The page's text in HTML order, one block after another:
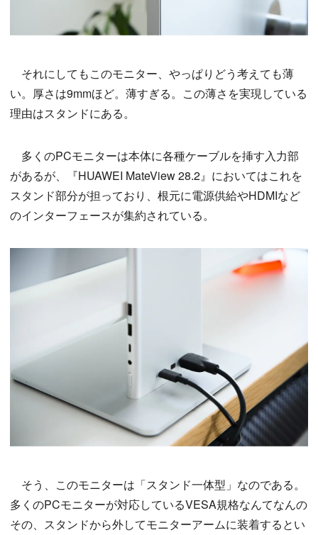
それにしてもこのモニター、やっぱりどう考えても薄
い。厚さは9mmほど。薄すぎる。この薄さを実現している
理由はスタンドにある。
多くのPCモニターは本体に各種ケーブルを挿す入力部
があるが、『HUAWEI MateView 28.2』においてはこれを
スタンド部分が担っており、根元に電源供給やHDMIなど
のインターフェースが集約されている。
そう、このモニターは「スタンド一体型」なのである。
多くのPCモニターが対応しているVESA規格なんてなんの
その、スタンドから外してモニターアームに装着するとい